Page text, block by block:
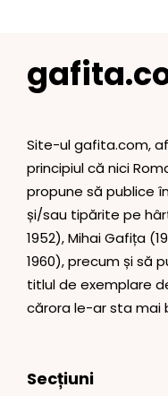
Site-ul gafita.com,
principiul că nici
propune să publice
și/sau tipărite pe
1952), Mihai Gafița
1960), precum și să
titlul de exemplare
cărora le-ar sta mai
Secțiuni